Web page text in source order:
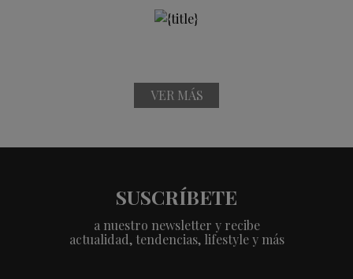
VER MÁS
SUSCRÍBETE
a nuestro newsletter y recibe
actualidad, tendencias, lifestyle y más